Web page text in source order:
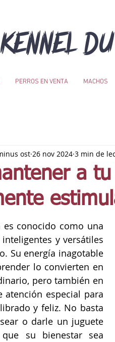
KENNEL
a
ost 26 nov 2024 3 min de
es conocido como una
y versátiles
Su energía inagotable
lo convierten en
pero también en
atención especial para
y feliz. No basta
o darle un juguete
su bienestar sea
PERROS EN VENTA MACHOS